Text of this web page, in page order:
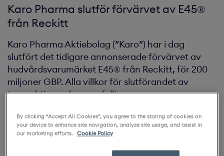
Karo Pharma slutför förvärvet av E45®
från Reckitt
Karo Pharma Aktiebolag (”Karo”) har i dag
slutfört det tidigare annonserade förvärvet av
hudvårdsvarumärket E45® från Reckitt, för 200
miljoner GBP. Alla villkor för slutförandet av
transaktionen har uppfyllts.
Nettoomsättningen av E45® uppgick till 43 miljoner
GBP under 2021 och transaktionen bidrar positivt till
By clicking “Accept All Cookies”, you agree to the storing of cookies on
your device to enhance site navigation, analyze site usage, and assist in
our marketing efforts.
Cookie Policy